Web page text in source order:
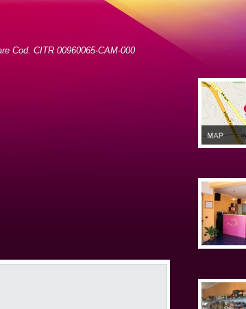
Cod. CITR 00960065-CAM-000